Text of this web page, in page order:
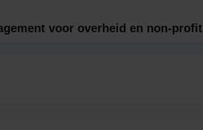
voor overheid en non-profit